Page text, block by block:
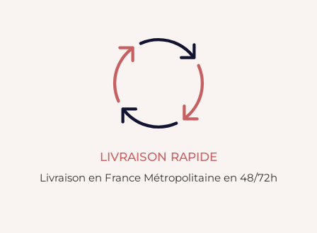
LIVRAISON RAPIDE
Livraison en France Métropolitaine en 48/72h